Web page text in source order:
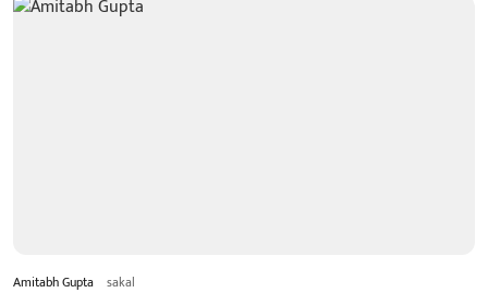
Amitabh Gupta sakal